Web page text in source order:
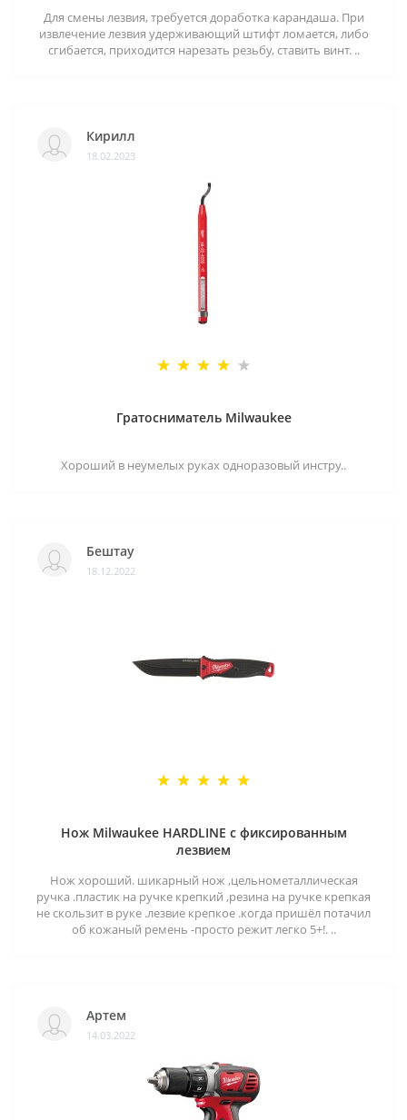
Для смены лезвия, требуется доработка карандаша. При
извлечение лезвия удерживающий штифт ломается, либо
сгибается, приходится нарезать резьбу, ставить винт. ..
Кирилл
18.02.2023
Гратосниматель Milwaukee
Хороший в неумелых руках одноразовый инстру..
Бештау
18.12.2022
Нож Milwaukee HARDLINE с фиксированным
лезвием
Нож хороший. шикарный нож ,цельнометаллическая
ручка .пластик на ручке крепкий ,резина на ручке крепкая
не скользит в руке .лезвие крепкое .когда пришёл потачил
об кожаный ремень -просто режит легко 5+!. ..
Артем
14.03.2022